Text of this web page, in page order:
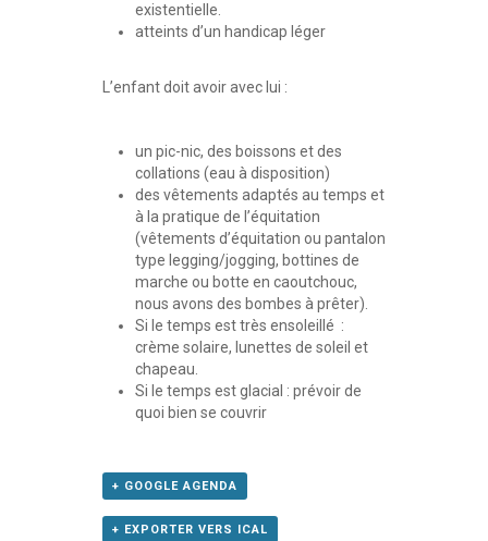
existentielle.
atteints d’un handicap léger
L’enfant doit avoir avec lui :
un pic-nic, des boissons et des
collations (eau à disposition)
des vêtements adaptés au temps et
à la pratique de l’équitation
(vêtements d’équitation ou pantalon
type legging/jogging, bottines de
marche ou botte en caoutchouc,
nous avons des bombes à prêter).
Si le temps est très ensoleillé :
crème solaire, lunettes de soleil et
chapeau.
Si le temps est glacial : prévoir de
quoi bien se couvrir
+ GOOGLE AGENDA
+ EXPORTER VERS ICAL